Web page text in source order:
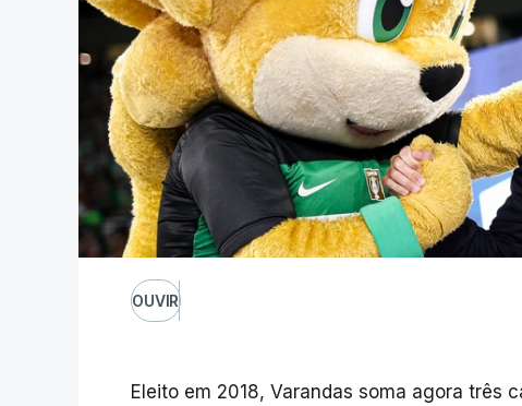
OUVIR
Eleito em 2018, Varandas soma agora três